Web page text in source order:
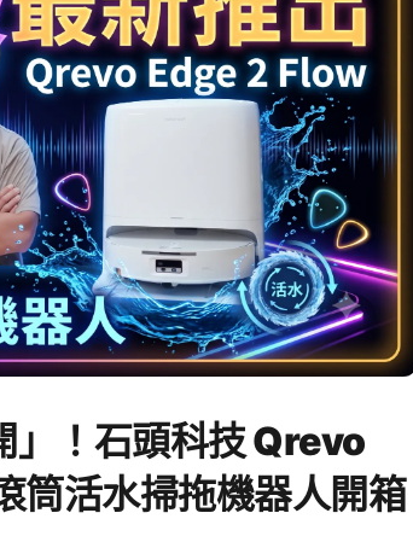
」！石頭科技 Qrevo
筒活水掃拖機器人開箱